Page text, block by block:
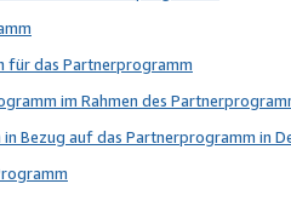
für das Partnerprogramm
im Rahmen des
Bezug auf das Partnerprogramm in